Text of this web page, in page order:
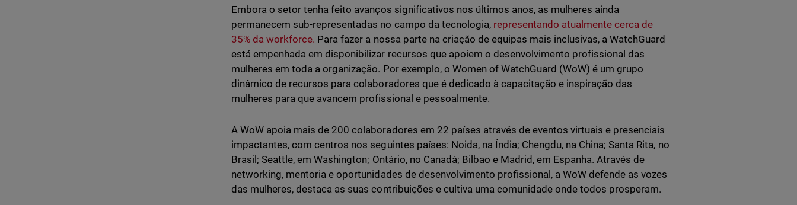
Embora o setor tenha feito avanços significativos nos últimos anos, as mulheres ainda
permanecem sub-representadas no campo da tecnologia, representando atualmente cerca de
35% da workforce. Para fazer a nossa parte na criação de equipas mais inclusivas, a WatchGuard
está empenhada em disponibilizar recursos que apoiem o desenvolvimento profissional das
mulheres em toda a organização. Por exemplo, o Women of WatchGuard (WoW) é um grupo
dinâmico de recursos para colaboradores que é dedicado à capacitação e inspiração das
mulheres para que avancem profissional e pessoalmente.
A WoW apoia mais de 200 colaboradores em 22 países através de eventos virtuais e presenciais
impactantes, com centros nos seguintes países: Noida, na Índia; Chengdu, na China; Santa Rita, no
Brasil; Seattle, em Washington; Ontário, no Canadá; Bilbao e Madrid, em Espanha. Através de
networking, mentoria e oportunidades de desenvolvimento profissional, a WoW defende as vozes
das mulheres, destaca as suas contribuições e cultiva uma comunidade onde todos prosperam.